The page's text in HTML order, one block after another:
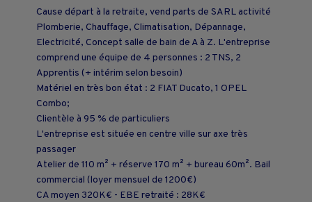
Cause départ à la retraite, vend parts de SARL activité
Plomberie, Chauffage, Climatisation, Dépannage,
Electricité, Concept salle de bain de A à Z. L'entreprise
comprend une équipe de 4 personnes : 2 TNS, 2
Apprentis (+ intérim selon besoin)
Matériel en très bon état : 2 FIAT Ducato, 1 OPEL
Combo;
Clientèle à 95 % de particuliers
L'entreprise est située en centre ville sur axe très
passager
Atelier de 110 m² + réserve 170 m² + bureau 60m². Bail
commercial (loyer mensuel de 1200€)
CA moyen 320K€ - EBE retraité : 28K€